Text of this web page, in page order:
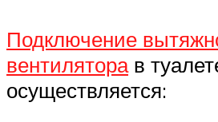
Подключение
вентиляторав
осуществляется: